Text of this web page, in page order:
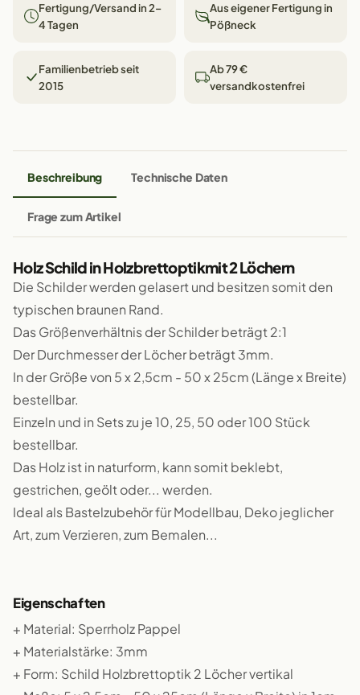
Fertigung/Versand in 2–
4 Tagen
Aus eigener Fertigung in
Pößneck
Familienbetrieb seit
2015
Ab 79 €
versandkostenfrei
Beschreibung Technische Daten
Frage zum Artikel
Holz Schild in Holzbrettoptikmit 2 Löchern
Die Schilder werden gelasert und besitzen somit den
typischen braunen Rand.
Das Größenverhältnis der Schilder beträgt 2:1
Der Durchmesser der Löcher beträgt 3mm.
In der Größe von 5 x 2,5cm - 50 x 25cm (Länge x Breite)
bestellbar.
Einzeln und in Sets zu je 10, 25, 50 oder 100 Stück
bestellbar.
Das Holz ist in naturform, kann somit beklebt,
gestrichen, geölt oder... werden.
Ideal als Bastelzubehör für Modellbau, Deko jeglicher
Art, zum Verzieren, zum Bemalen...
Eigenschaften
+ Material: Sperrholz Pappel
+ Materialstärke: 3mm
+ Form: Schild Holzbrettoptik 2 Löcher vertikal